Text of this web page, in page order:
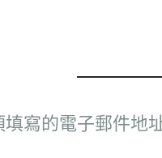
寫的電子郵件地